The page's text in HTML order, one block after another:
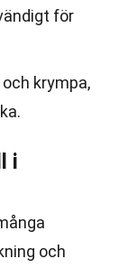
för
krympa,
i
och